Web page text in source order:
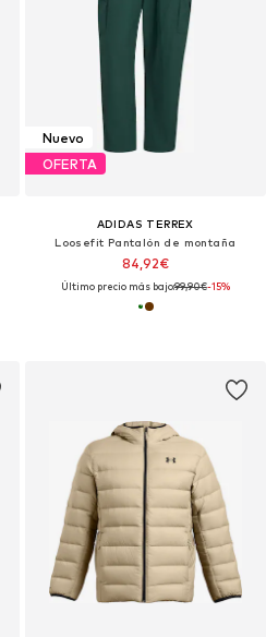
Nuevo
OFERTA
ADIDAS TERREX
Loosefit Pantalón de montaña
84,92€
Último precio más bajo:99,90€-15%